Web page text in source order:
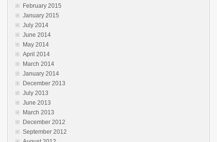
February 2015
January 2015
July 2014
June 2014
May 2014
April 2014
March 2014
January 2014
December 2013
July 2013
June 2013
March 2013
December 2012
September 2012